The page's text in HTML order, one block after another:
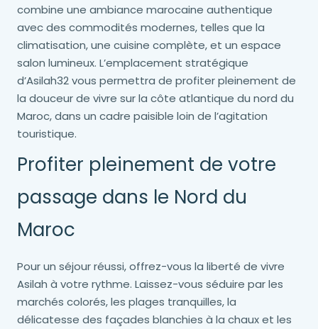
combine une ambiance marocaine authentique
avec des commodités modernes, telles que la
climatisation, une cuisine complète, et un espace
salon lumineux. L’emplacement stratégique
d’Asilah32 vous permettra de profiter pleinement de
la douceur de vivre sur la côte atlantique du nord du
Maroc, dans un cadre paisible loin de l’agitation
touristique.
Profiter pleinement de votre
passage dans le Nord du
Maroc
Pour un séjour réussi, offrez-vous la liberté de vivre
Asilah à votre rythme. Laissez-vous séduire par les
marchés colorés, les plages tranquilles, la
délicatesse des façades blanchies à la chaux et les